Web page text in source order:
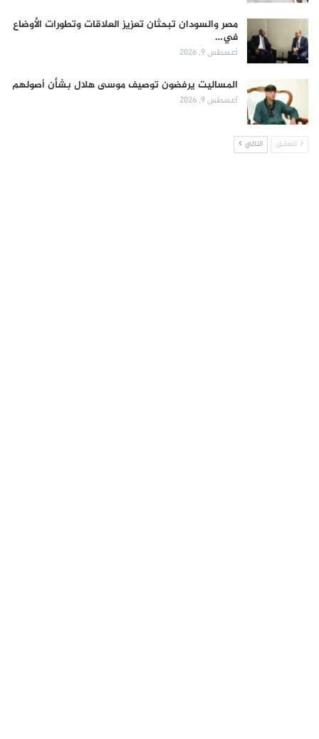
مصر والسودان تبحثان تعزيز العلاقات وتطورات الأوضاع
في…
أغسطس 9, 2026
المساليت يرفضون توصيف موسى هلال بشأن أصولهم
أغسطس 9, 2026
السابق التالي